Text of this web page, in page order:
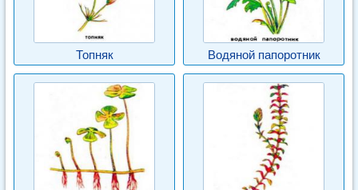
Топняк Водяной папоротник